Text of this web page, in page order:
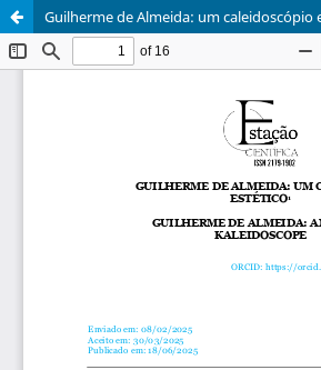
Guilherme de Almeida: um caleidoscópio